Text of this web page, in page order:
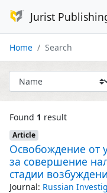
Jurist
Home Search
Found 1 result
Article
Освобождение от
за совершение
стадии
Journal: Russian